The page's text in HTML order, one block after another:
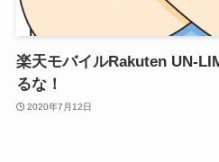
楽天モバイルRakuten UN-
るな！
2020年7月12日